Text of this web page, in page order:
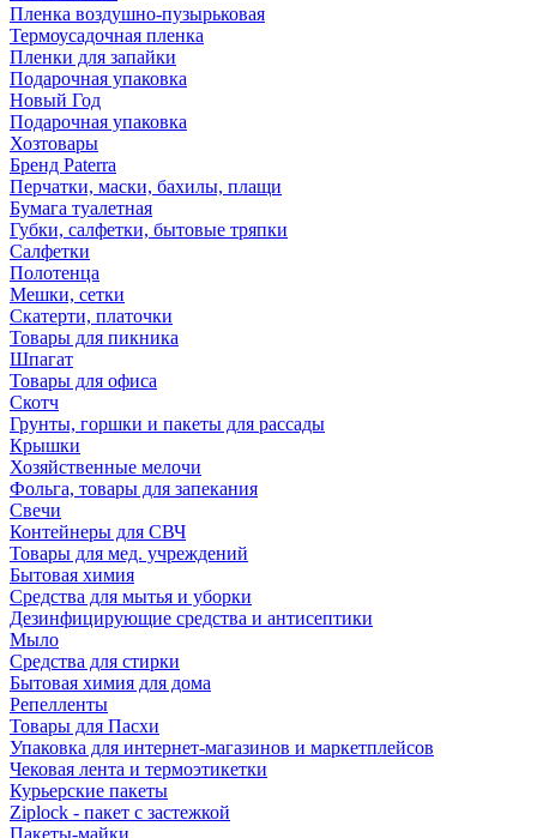
Пленка воздушно-пузырьковая
Термоусадочная пленка
Пленки для запайки
Подарочная упаковка
Новый Год
Подарочная упаковка
Хозтовары
Бренд Paterra
Перчатки, маски, бахилы, плащи
Бумага туалетная
Губки, салфетки, бытовые тряпки
Салфетки
Полотенца
Мешки, сетки
Скатерти, платочки
Товары для пикника
Шпагат
Товары для офиса
Скотч
Грунты, горшки и пакеты для рассады
Крышки
Хозяйственные мелочи
Фольга, товары для запекания
Свечи
Контейнеры для СВЧ
Товары для мед. учреждений
Бытовая химия
Средства для мытья и уборки
Дезинфицирующие средства и антисептики
Мыло
Средства для стирки
Бытовая химия для дома
Репелленты
Товары для Пасхи
Упаковка для интернет-магазинов и маркетплейсов
Чековая лента и термоэтикетки
Курьерские пакеты
Ziplock - пакет с застежкой
Пакеты-майки